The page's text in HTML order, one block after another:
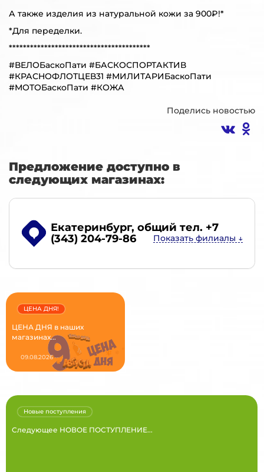
А также изделия из натуральной кожи за 900₽!*
*Для переделки.
****************************************
#ВЕЛОБаскоПати #БАСКОСПОРТАКТИВ
#КРАСНОФЛОТЦЕВ31 #МИЛИТАРИБаскоПати
#МОТОБаскоПати #КОЖА
Поделись новостью
Предложение доступно в
следующих магазинах:
Екатеринбург, общий тел. +7
(343) 204-79-86
ЦЕНА ДНЯ в наших
магазинах...
ЦЕНА ДНЯ!
09.08.2026
Следующее НОВОЕ ПОСТУПЛЕНИЕ...
Новые поступления